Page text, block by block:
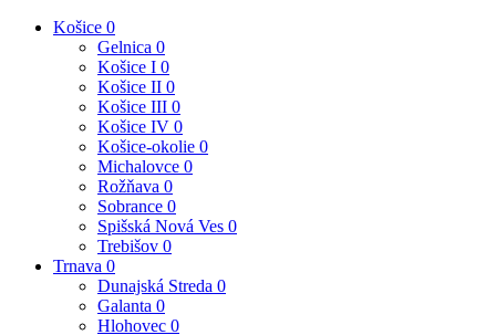
Košice 0
Gelnica 0
Košice I 0
Košice II 0
Košice III 0
Košice IV 0
Košice-okolie 0
Michalovce 0
Rožňava 0
Sobrance 0
Spišská Nová Ves 0
Trebišov 0
Trnava 0
Dunajská Streda 0
Galanta 0
Hlohovec 0